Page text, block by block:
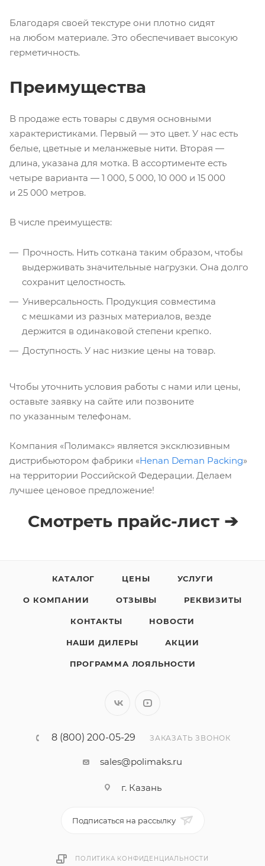
Благодаря своей текстуре они плотно сидят
на любом материале. Это обеспечивает высокую
герметичность.
Преимущества
В продаже есть товары с двумя основными
характеристиками. Первый — это цвет. У нас есть
белые, цветные и меланжевые нити. Вторая —
длина, указана для мотка. В ассортименте есть
четыре варианта — 1 000, 5 000, 10 000 и 15 000
и 25 000 метров.
В числе преимуществ:
Прочность. Нить соткана таким образом, чтобы
выдерживать значительные нагрузки. Она долго
сохранит целостность.
Универсальность. Продукция совместима
с мешками из разных материалов, везде
держится в одинаковой степени крепко.
Доступность. У нас низкие цены на товар.
Чтобы уточнить условия работы с нами или цены,
оставьте заявку на сайте или позвоните
по указанным телефонам.
Компания «Полимакс» является эксклюзивным
дистрибьютором фабрики «Henan Deman Packing»
на территории Российской Федерации. Делаем
лучшее ценовое предложение!
Смотреть прайс-лист ➔
КАТАЛОГ ЦЕНЫ УСЛУГИ
О КОМПАНИИ ОТЗЫВЫ РЕКВИЗИТЫ
КОНТАКТЫ НОВОСТИ
НАШИ ДИЛЕРЫ АКЦИИ
ПРОГРАММА ЛОЯЛЬНОСТИ
8 (800) 200-05-29 ЗАКАЗАТЬ ЗВОНОК
sales@polimaks.ru
г. Казань
Подписаться на рассылку
ПОЛИТИКА КОНФИДЕНЦИАЛЬНОСТИ